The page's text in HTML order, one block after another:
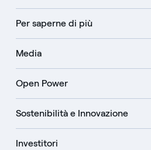
Per saperne di più
Media
Open Power
Sostenibilità e Innovazione
Investitori